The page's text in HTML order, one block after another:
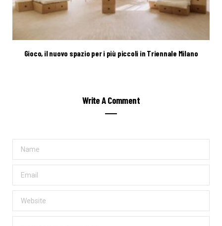
Gioco, il nuovo spazio per i più piccoli in Triennale Milano
Write A Comment